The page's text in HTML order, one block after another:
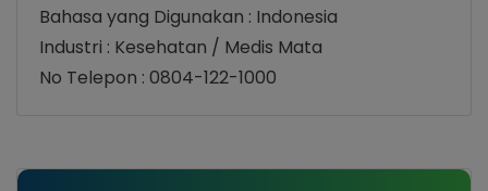
Bahasa yang Digunakan : Indonesia
Industri : Kesehatan / Medis Mata
No Telepon : 0804-122-1000